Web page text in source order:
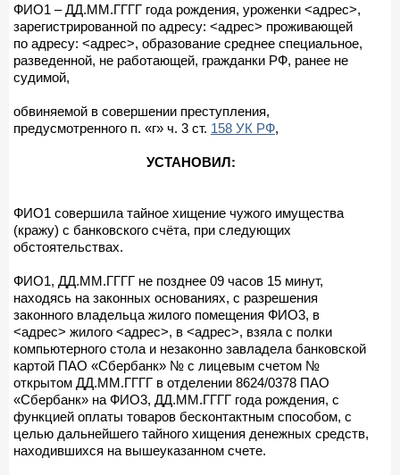
ФИО1 – ДД.ММ.ГГГГ года рождения, уроженки <адрес>,
зарегистрированной по адресу: <адрес> проживающей
по адресу: <адрес>, образование среднее специальное,
разведенной, не работающей, гражданки РФ, ранее не
судимой,
обвиняемой в совершении преступления,
предусмотренного п. «г» ч. 3 ст. 158 УК РФ,
УСТАНОВИЛ:
ФИО1 совершила тайное хищение чужого имущества
(кражу) с банковского счёта, при следующих
обстоятельствах.
ФИО1, ДД.ММ.ГГГГ не позднее 09 часов 15 минут,
находясь на законных основаниях, с разрешения
законного владельца жилого помещения ФИО3, в
<адрес> жилого <адрес>, в <адрес>, взяла с полки
компьютерного стола и незаконно завладела банковской
картой ПАО «Сбербанк» № с лицевым счетом №
открытом ДД.ММ.ГГГГ в отделении 8624/0378 ПАО
«Сбербанк» на ФИО3, ДД.ММ.ГГГГ года рождения, с
функцией оплаты товаров бесконтактным способом, с
целью дальнейшего тайного хищения денежных средств,
находившихся на вышеуказанном счете.